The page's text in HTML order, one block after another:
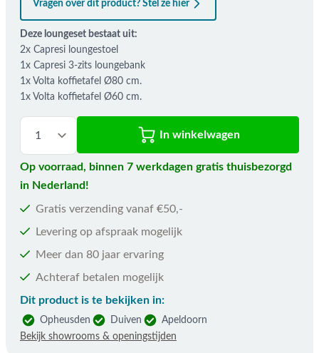
Vragen over dit product? Stel ze hier
Deze loungeset bestaat uit:
2x Capresi loungestoel
1x Capresi 3-zits loungebank
1x Volta koffietafel Ø80 cm.
1x Volta koffietafel Ø60 cm.
In winkelwagen
Op voorraad, binnen 7 werkdagen gratis thuisbezorgd
in Nederland!
Gratis verzending vanaf €50,-
Levering op afspraak mogelijk
Meer dan 80 jaar ervaring
Achteraf betalen mogelijk
Dit product is te bekijken in:
Opheusden Duiven
Apeldoorn
Bekijk showrooms & openingstijden